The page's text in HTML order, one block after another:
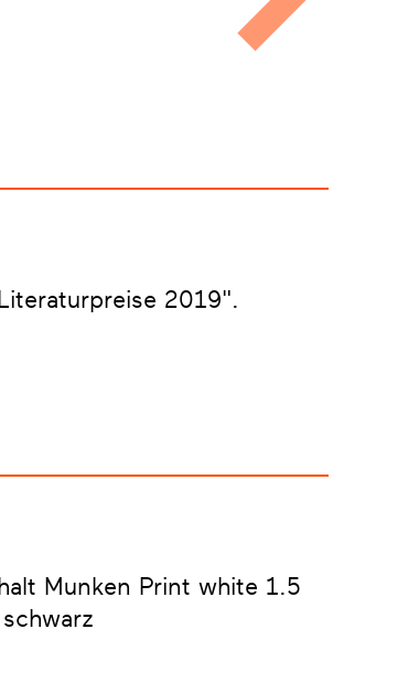
2019".
Munken Print white 1.5